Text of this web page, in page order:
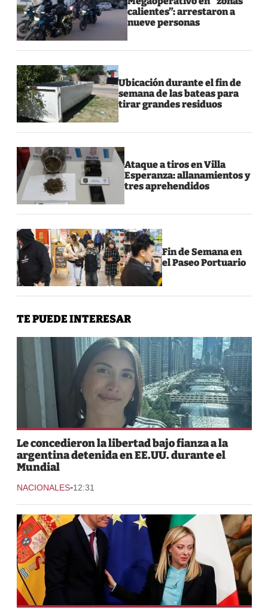
calientes”: arrestaron a
nueve personas
Ubicación durante el fin de
semana de las bateas para
tirar grandes residuos
Ataque a tiros en Villa
Esperanza: allanamientos y
tres aprehendidos
Fin de Semana en
el Paseo Portuario
TE PUEDE INTERESAR
Le concedieron la libertad bajo fianza a la
argentina detenida en EE.UU. durante el
Mundial
NACIONALES-12:31